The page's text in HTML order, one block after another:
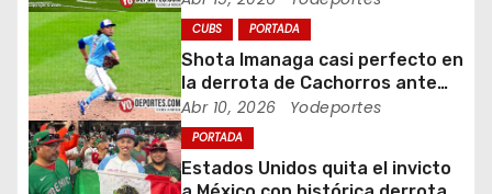
d
e
e
n
CUBS PORTADA
Shota Imanaga casi perfecto en
la derrota de Cachorros ante
Piratas
Abr 10, 2026 Yodeportes
PORTADA
Estados Unidos quita el invicto